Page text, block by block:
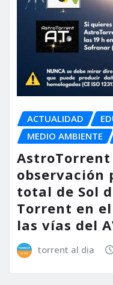
ACTUALIDAD
MEDIO AMBIENTE
observación
total de Sol
Torrent en
las vías del
torrent al dia